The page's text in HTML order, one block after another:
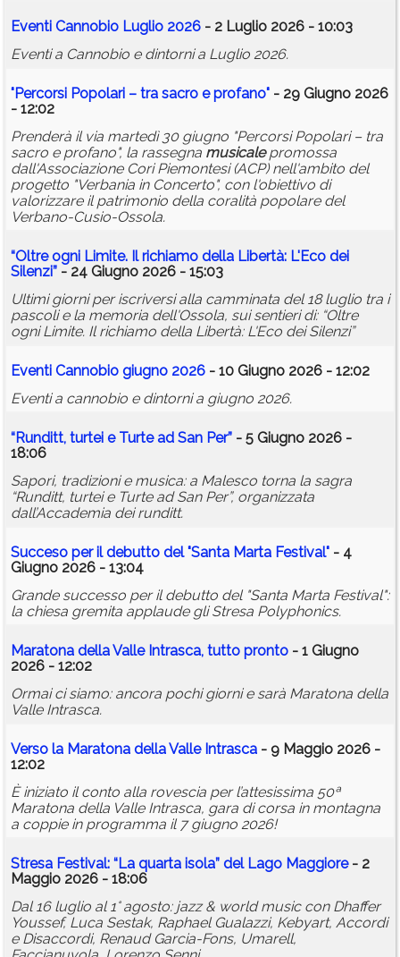
Eventi Cannobio Luglio 2026 - 2 Luglio 2026 - 10:03
Eventi a Cannobio e dintorni a Luglio 2026.
"Percorsi Popolari – tra sacro e profano" - 29 Giugno 2026
- 12:02
Prenderà il via martedì 30 giugno "Percorsi Popolari – tra
sacro e profano", la rassegna musicalepromossa
dall'Associazione Cori Piemontesi (ACP) nell'ambito del
progetto "Verbania in Concerto", con l'obiettivo di
valorizzare il patrimonio della coralità popolare del
Verbano-Cusio-Ossola.
“Oltre ogni Limite. Il richiamo della Libertà: L'Eco dei
Silenzi” - 24 Giugno 2026 - 15:03
Ultimi giorni per iscriversi alla camminata del 18 luglio tra i
pascoli e la memoria dell'Ossola, sui sentieri di: “Oltre
ogni Limite. Il richiamo della Libertà: L'Eco dei Silenzi”
Eventi Cannobio giugno 2026 - 10 Giugno 2026 - 12:02
Eventi a cannobio e dintorni a giugno 2026.
“Runditt, turtei e Turte ad San Per” - 5 Giugno 2026 -
18:06
Sapori, tradizioni e musica: a Malesco torna la sagra
“Runditt, turtei e Turte ad San Per”, organizzata
dall’Accademia dei runditt.
Succeso per il debutto del "Santa Marta Festival" - 4
Giugno 2026 - 13:04
Grande successo per il debutto del "Santa Marta Festival":
la chiesa gremita applaude gli Stresa Polyphonics.
Maratona della Valle Intrasca, tutto pronto - 1 Giugno
2026 - 12:02
Ormai ci siamo: ancora pochi giorni e sarà Maratona della
Valle Intrasca.
Verso la Maratona della Valle Intrasca - 9 Maggio 2026 -
12:02
È iniziato il conto alla rovescia per l’attesissima 50ª
Maratona della Valle Intrasca, gara di corsa in montagna
a coppie in programma il 7 giugno 2026!
Stresa Festival: “La quarta isola” del Lago Maggiore- 2
Maggio 2026 - 18:06
Dal 16 luglio al 1° agosto: jazz & world music con Dhaffer
Youssef, Luca Sestak, Raphael Gualazzi, Kebyart, Accordi
e Disaccordi, Renaud Garcia-Fons, Umarell,